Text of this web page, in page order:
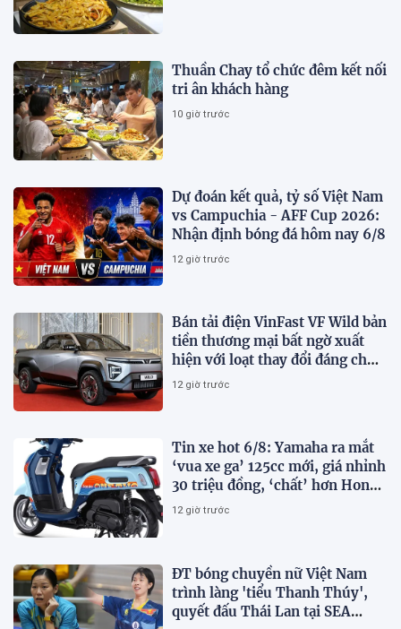
Thuần Chay tổ chức đêm kết nối
tri ân khách hàng
10 giờ trước
Dự đoán kết quả, tỷ số Việt Nam
vs Campuchia - AFF Cup 2026:
Nhận định bóng đá hôm nay 6/8
12 giờ trước
Bán tải điện VinFast VF Wild bản
tiền thương mại bất ngờ xuất
hiện với loạt thay đổi đáng chú
ý
12 giờ trước
Tin xe hot 6/8: Yamaha ra mắt
‘vua xe ga’ 125cc mới, giá nhỉnh
30 triệu đồng, ‘chất’ hơn Honda
Vision và SH Mode
12 giờ trước
ĐT bóng chuyền nữ Việt Nam
trình làng 'tiểu Thanh Thúy',
quyết đấu Thái Lan tại SEA